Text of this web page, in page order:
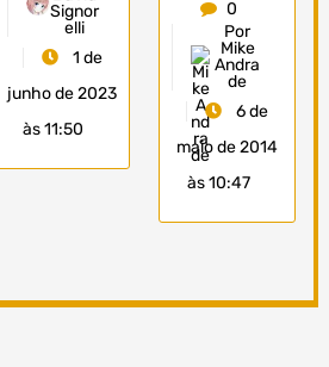
Signor
elli
1 de
junho de 2023
às 11:50
0
Por
Mike
Andra
de
6 de
maio de 2014
às 10:47